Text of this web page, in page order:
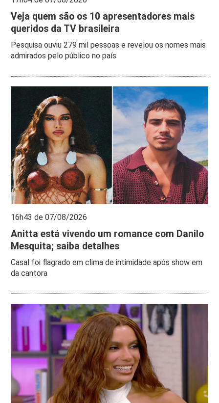
Veja quem são os 10 apresentadores mais
queridos da TV brasileira
Pesquisa ouviu 279 mil pessoas e revelou os nomes mais
admirados pelo público no país
16h43 de 07/08/2026
Anitta está vivendo um romance com Danilo
Mesquita; saiba detalhes
Casal foi flagrado em clima de intimidade após show em
da cantora